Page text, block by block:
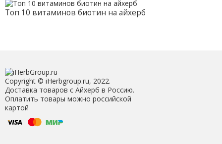
Топ 10 витаминов биотин на айхерб
Copyright © iHerbgroup.ru, 2022.
Доставка товаров с Айхерб в Россию.
Оплатить товары можно российской
картой